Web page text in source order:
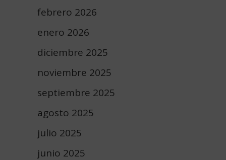
febrero 2026
enero 2026
diciembre 2025
noviembre 2025
septiembre 2025
agosto 2025
julio 2025
junio 2025